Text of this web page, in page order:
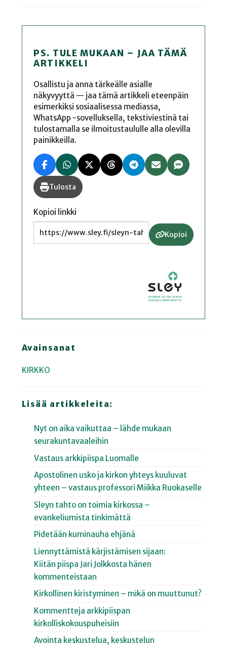
PS. TULE MUKAAN – JAA TÄMÄ
ARTIKKELI
Osallistu ja anna tärkeälle asialle
näkyvyyttä — jaa tämä artikkeli eteenpäin
esimerkiksi sosiaalisessa mediassa,
WhatsApp -sovelluksella, tekstiviestinä tai
tulostamalla se ilmoitustaululle alla olevilla
painikkeilla.
Tulosta
Kopioi linkki
Kopioi
Avainsanat
KIRKKO
Lisää artikkeleita:
Nyt on aika vaikuttaa – lähde mukaan
seurakuntavaaleihin
Vastaus arkkipiispa Luomalle
Apostolinen usko ja kirkon yhteys kuuluvat
yhteen – vastaus professori Miikka Ruokaselle
Sleyn tahto on toimia kirkossa –
evankeliumista tinkimättä
Pidetään kuminauha ehjänä
Liennyttämistä kärjistämisen sijaan:
Kiitän piispa Jari Jolkkosta hänen
kommenteistaan
Kirkollinen kiristyminen – mikä on muuttunut?
Kommentteja arkkipiispan
kirkolliskokouspuheisiin
Avointa keskustelua, keskustelun